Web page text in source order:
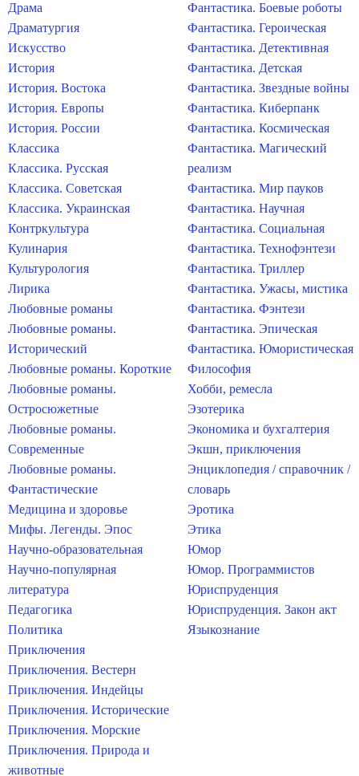
Драма
Драматургия
Искусство
История
История. Востока
История. Европы
История. России
Классика
Классика. Русская
Классика. Советская
Классика. Украинская
Контркультура
Кулинария
Культурология
Лирика
Любовные романы
Любовные романы.
Исторический
Любовные романы. Короткие
Любовные романы.
Остросюжетные
Любовные романы.
Современные
Любовные романы.
Фантастические
Медицина и здоровье
Мифы. Легенды. Эпос
Научно-образовательная
Научно-популярная
литература
Педагогика
Политика
Приключения
Приключения. Вестерн
Приключения. Индейцы
Приключения. Исторические
Приключения. Морские
Приключения. Природа и
животные
Фантастика. Боевые роботы
Фантастика. Героическая
Фантастика. Детективная
Фантастика. Детская
Фантастика. Звездные войны
Фантастика. Киберпанк
Фантастика. Космическая
Фантастика. Магический
реализм
Фантастика. Мир пауков
Фантастика. Научная
Фантастика. Социальная
Фантастика. Технофэнтези
Фантастика. Триллер
Фантастика. Ужасы, мистика
Фантастика. Фэнтези
Фантастика. Эпическая
Фантастика. Юмористическая
Философия
Хобби, ремесла
Эзотерика
Экономика и бухгалтерия
Экшн, приключения
Энциклопедия / справочник /
словарь
Эротика
Этика
Юмор
Юмор. Программистов
Юриспруденция
Юриспруденция. Закон акт
Языкознание